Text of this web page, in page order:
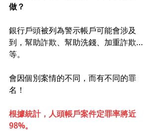
做？
銀行戶頭被列為警示帳戶可能會涉及
到，幫助詐欺、幫助洗錢、加重詐欺…
等。
會因個別案情的不同，而有不同的罪
名！
根據統計，人頭帳戶案件定罪率將近
98%。